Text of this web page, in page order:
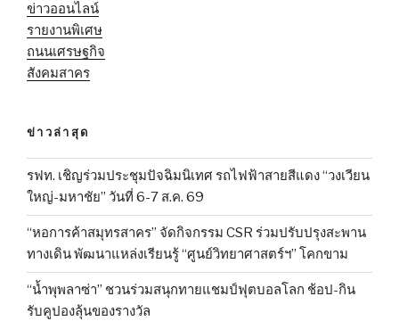
ข่าวออนไลน์
รายงานพิเศษ
ถนนเศรษฐกิจ
สังคมสาคร
ข่าวล่าสุด
รฟท. เชิญร่วมประชุมปัจฉิมนิเทศ รถไฟฟ้าสายสีแดง “วงเวียน
ใหญ่-มหาชัย” วันที่ 6-7 ส.ค. 69
“หอการค้าสมุทรสาคร” จัดกิจกรรม CSR ร่วมปรับปรุงสะพาน
ทางเดิน พัฒนาแหล่งเรียนรู้ “ศูนย์วิทยาศาสตร์ฯ” โคกขาม
“น้ำพุพลาซ่า” ชวนร่วมสนุกทายแชมป์ฟุตบอลโลก ช้อป-กิน
รับคูปองลุ้นของรางวัล